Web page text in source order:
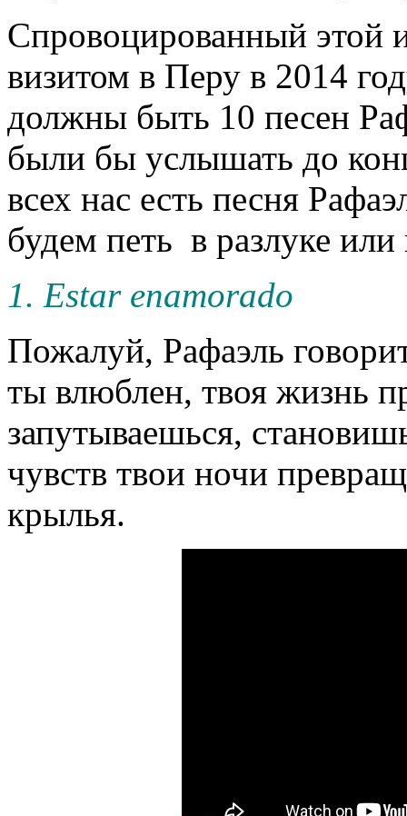
Спровоцированный этой
визитом в Перу в 2014
должны быть 10 песен
были бы услышать до
всех нас есть песня
будем петь в разлуке или
1. Estar enamorado
Пожалуй, Рафаэль
ты влюблен, твоя жизнь
запутываешься,
чувств твои ночи
крылья.